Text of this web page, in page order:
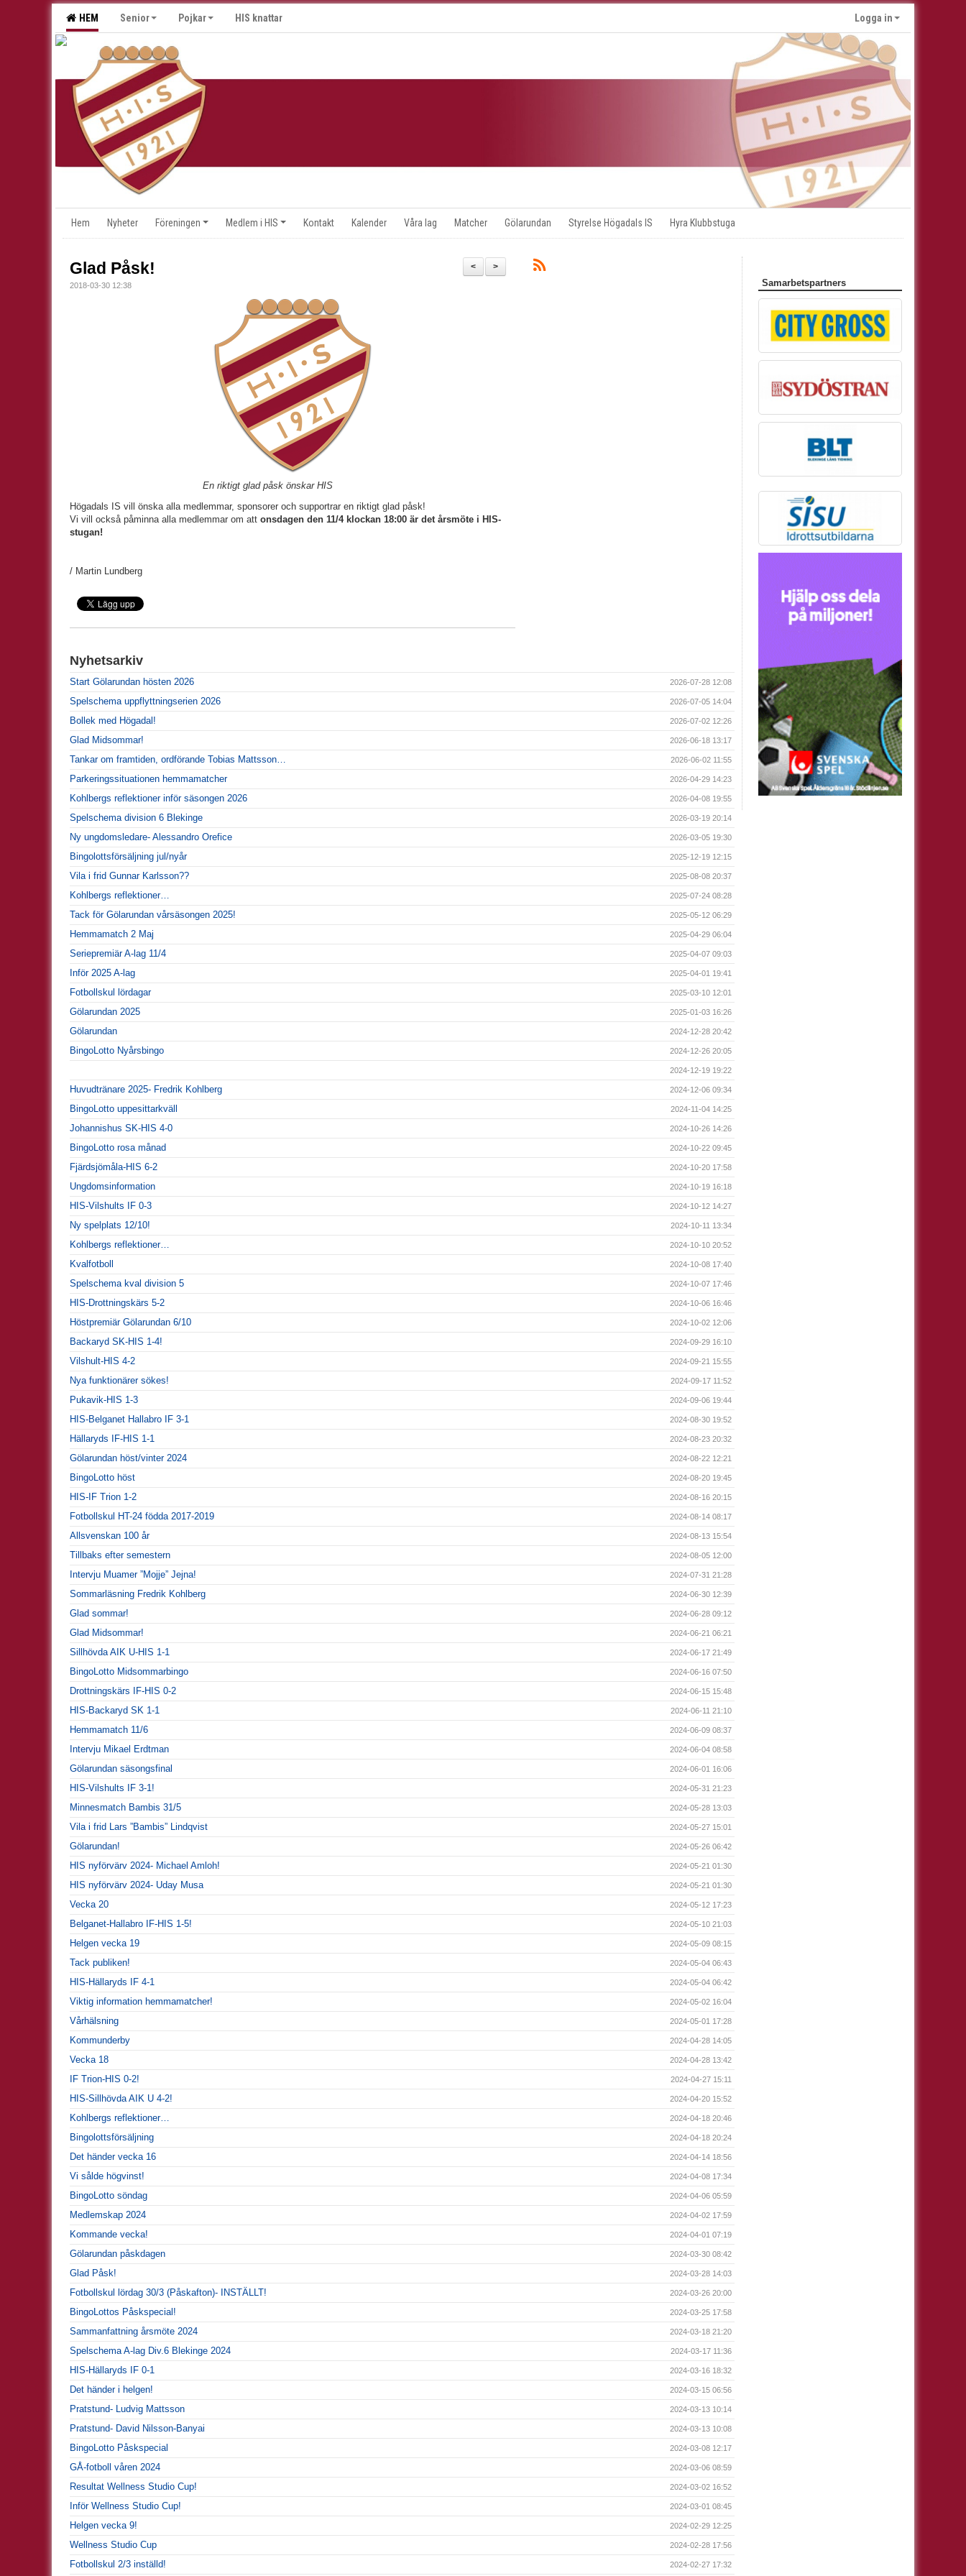
HEM Senior Pojkar HIS knattar Logga in
Hem Nyheter Föreningen Medlem i HIS Kontakt Kalender Våra lag Matcher Gölarundan Styrelse Högadals IS Hyra Klubbstuga
>
<
Glad Påsk!
2018-03-30 12:38
En riktigt glad påsk önskar HIS
Högadals IS vill önska alla medlemmar, sponsorer och supportrar en riktigt glad påsk!
Vi vill också påminna alla medlemmar om att onsdagen den 11/4 klockan 18:00 är det årsmöte i HIS-
stugan!
/ Martin Lundberg
Nyhetsarkiv
Start Gölarundan hösten 2026 2026-07-28 12:08
Spelschema uppflyttningserien 2026 2026-07-05 14:04
Bollek med Högadal! 2026-07-02 12:26
Glad Midsommar! 2026-06-18 13:17
Tankar om framtiden, ordförande Tobias Mattsson… 2026-06-02 11:55
Parkeringssituationen hemmamatcher 2026-04-29 14:23
Kohlbergs reflektioner inför säsongen 2026 2026-04-08 19:55
Spelschema division 6 Blekinge 2026-03-19 20:14
Ny ungdomsledare- Alessandro Orefice 2026-03-05 19:30
Bingolottsförsäljning jul/nyår 2025-12-19 12:15
Vila i frid Gunnar Karlsson?? 2025-08-08 20:37
Kohlbergs reflektioner… 2025-07-24 08:28
Tack för Gölarundan vårsäsongen 2025! 2025-05-12 06:29
Hemmamatch 2 Maj 2025-04-29 06:04
Seriepremiär A-lag 11/4 2025-04-07 09:03
Inför 2025 A-lag 2025-04-01 19:41
Fotbollskul lördagar 2025-03-10 12:01
Gölarundan 2025 2025-01-03 16:26
Gölarundan 2024-12-28 20:42
BingoLotto Nyårsbingo 2024-12-26 20:05
2024-12-19 19:22
Huvudtränare 2025- Fredrik Kohlberg 2024-12-06 09:34
BingoLotto uppesittarkväll 2024-11-04 14:25
Johannishus SK-HIS 4-0 2024-10-26 14:26
BingoLotto rosa månad 2024-10-22 09:45
Fjärdsjömåla-HIS 6-2 2024-10-20 17:58
Ungdomsinformation 2024-10-19 16:18
HIS-Vilshults IF 0-3 2024-10-12 14:27
Ny spelplats 12/10! 2024-10-11 13:34
Kohlbergs reflektioner… 2024-10-10 20:52
Kvalfotboll 2024-10-08 17:40
Spelschema kval division 5 2024-10-07 17:46
HIS-Drottningskärs 5-2 2024-10-06 16:46
Höstpremiär Gölarundan 6/10 2024-10-02 12:06
Backaryd SK-HIS 1-4! 2024-09-29 16:10
Vilshult-HIS 4-2 2024-09-21 15:55
Nya funktionärer sökes! 2024-09-17 11:52
Pukavik-HIS 1-3 2024-09-06 19:44
HIS-Belganet Hallabro IF 3-1 2024-08-30 19:52
Hällaryds IF-HIS 1-1 2024-08-23 20:32
Gölarundan höst/vinter 2024 2024-08-22 12:21
BingoLotto höst 2024-08-20 19:45
HIS-IF Trion 1-2 2024-08-16 20:15
Fotbollskul HT-24 födda 2017-2019 2024-08-14 08:17
Allsvenskan 100 år 2024-08-13 15:54
Tillbaks efter semestern 2024-08-05 12:00
Intervju Muamer ”Mojje” Jejna! 2024-07-31 21:28
Sommarläsning Fredrik Kohlberg 2024-06-30 12:39
Glad sommar! 2024-06-28 09:12
Glad Midsommar! 2024-06-21 06:21
Sillhövda AIK U-HIS 1-1 2024-06-17 21:49
BingoLotto Midsommarbingo 2024-06-16 07:50
Drottningskärs IF-HIS 0-2 2024-06-15 15:48
HIS-Backaryd SK 1-1 2024-06-11 21:10
Hemmamatch 11/6 2024-06-09 08:37
Intervju Mikael Erdtman 2024-06-04 08:58
Gölarundan säsongsfinal 2024-06-01 16:06
HIS-Vilshults IF 3-1! 2024-05-31 21:23
Minnesmatch Bambis 31/5 2024-05-28 13:03
Vila i frid Lars ”Bambis” Lindqvist 2024-05-27 15:01
Gölarundan! 2024-05-26 06:42
HIS nyförvärv 2024- Michael Amloh! 2024-05-21 01:30
HIS nyförvärv 2024- Uday Musa 2024-05-21 01:30
Vecka 20 2024-05-12 17:23
Belganet-Hallabro IF-HIS 1-5! 2024-05-10 21:03
Helgen vecka 19 2024-05-09 08:15
Tack publiken! 2024-05-04 06:43
HIS-Hällaryds IF 4-1 2024-05-04 06:42
Viktig information hemmamatcher! 2024-05-02 16:04
Vårhälsning 2024-05-01 17:28
Kommunderby 2024-04-28 14:05
Vecka 18 2024-04-28 13:42
IF Trion-HIS 0-2! 2024-04-27 15:11
HIS-Sillhövda AIK U 4-2! 2024-04-20 15:52
Kohlbergs reflektioner… 2024-04-18 20:46
Bingolottsförsäljning 2024-04-18 20:24
Det händer vecka 16 2024-04-14 18:56
Vi sålde högvinst! 2024-04-08 17:34
BingoLotto söndag 2024-04-06 05:59
Medlemskap 2024 2024-04-02 17:59
Kommande vecka! 2024-04-01 07:19
Gölarundan påskdagen 2024-03-30 08:42
Glad Påsk! 2024-03-28 14:03
Fotbollskul lördag 30/3 (Påskafton)- INSTÄLLT! 2024-03-26 20:00
BingoLottos Påskspecial! 2024-03-25 17:58
Sammanfattning årsmöte 2024 2024-03-18 21:20
Spelschema A-lag Div.6 Blekinge 2024 2024-03-17 11:36
HIS-Hällaryds IF 0-1 2024-03-16 18:32
Det händer i helgen! 2024-03-15 06:56
Pratstund- Ludvig Mattsson 2024-03-13 10:14
Pratstund- David Nilsson-Banyai 2024-03-13 10:08
BingoLotto Påskspecial 2024-03-08 12:17
GÅ-fotboll våren 2024 2024-03-06 08:59
Resultat Wellness Studio Cup! 2024-03-02 16:52
Inför Wellness Studio Cup! 2024-03-01 08:45
Helgen vecka 9! 2024-02-29 12:25
Wellness Studio Cup 2024-02-28 17:56
Fotbollskul 2/3 inställd! 2024-02-27 17:32
Samarbetspartners